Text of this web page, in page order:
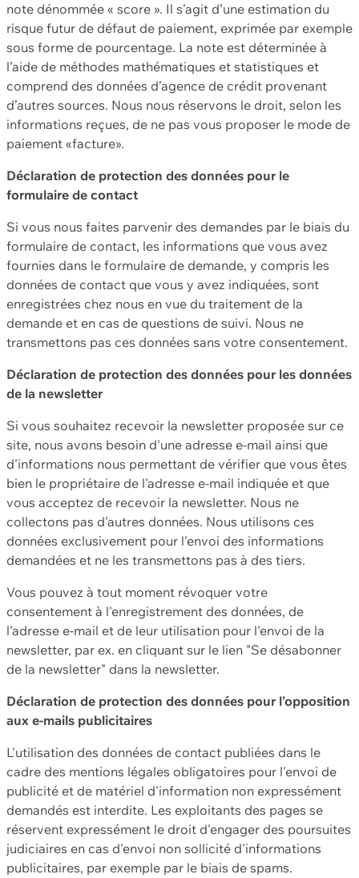
note dénommée « score ». Il s’agit d’une estimation du
risque futur de défaut de paiement, exprimée par exemple
sous forme de pourcentage. La note est déterminée à
l’aide de méthodes mathématiques et statistiques et
comprend des données d’agence de crédit provenant
d’autres sources. Nous nous réservons le droit, selon les
informations reçues, de ne pas vous proposer le mode de
paiement «facture».
Déclaration de protection des données pour le
formulaire de contact
Si vous nous faites parvenir des demandes par le biais du
formulaire de contact, les informations que vous avez
fournies dans le formulaire de demande, y compris les
données de contact que vous y avez indiquées, sont
enregistrées chez nous en vue du traitement de la
demande et en cas de questions de suivi. Nous ne
transmettons pas ces données sans votre consentement.
Déclaration de protection des données pour les données
de la newsletter
Si vous souhaitez recevoir la newsletter proposée sur ce
site, nous avons besoin d'une adresse e-mail ainsi que
d'informations nous permettant de vérifier que vous êtes
bien le propriétaire de l'adresse e-mail indiquée et que
vous acceptez de recevoir la newsletter. Nous ne
collectons pas d'autres données. Nous utilisons ces
données exclusivement pour l'envoi des informations
demandées et ne les transmettons pas à des tiers.
Vous pouvez à tout moment révoquer votre
consentement à l'enregistrement des données, de
l'adresse e-mail et de leur utilisation pour l'envoi de la
newsletter, par ex. en cliquant sur le lien "Se désabonner
de la newsletter" dans la newsletter.
Déclaration de protection des données pour l'opposition
aux e-mails publicitaires
L'utilisation des données de contact publiées dans le
cadre des mentions légales obligatoires pour l'envoi de
publicité et de matériel d'information non expressément
demandés est interdite. Les exploitants des pages se
réservent expressément le droit d'engager des poursuites
judiciaires en cas d'envoi non sollicité d'informations
publicitaires, par exemple par le biais de spams.